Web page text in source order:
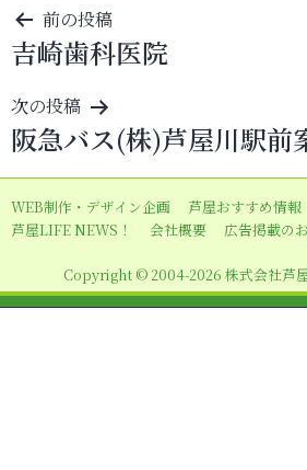
投
稿
ナ
ビ
ゲ
ー
シ
ン
前の投稿
吉崎歯科医院
次の投稿
阪急バス(株)芦屋川駅前
WEB制作・デザイン企画 芦屋おすすめ情報
芦屋LIFE NEWS！
会社概要 広告掲載の
Copyright © 2004-2026 株式会社